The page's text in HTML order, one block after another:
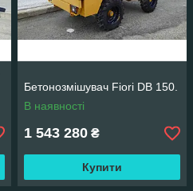
Бетонозмішувач Fiori DB 150.
В наявності
1 543 280 ₴
Купити